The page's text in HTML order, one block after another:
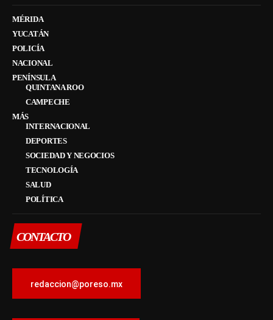
MÉRIDA
YUCATÁN
POLICÍA
NACIONAL
PENÍNSULA
QUINTANA ROO
CAMPECHE
MÁS
INTERNACIONAL
DEPORTES
SOCIEDAD Y NEGOCIOS
TECNOLOGÍA
SALUD
POLÍTICA
CONTACTO
redaccion@poreso.mx